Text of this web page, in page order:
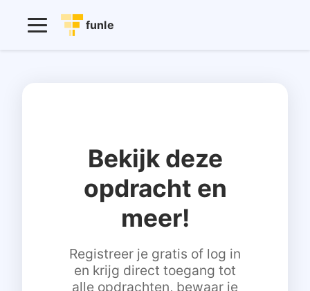
funle
Bekijk deze
opdracht en
meer!
Registreer je gratis of log in
en krijg direct toegang tot
alle opdrachten, bewaar je